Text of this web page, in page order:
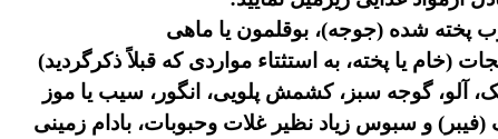
پخته شده (جوجه)، بوقلمون یا ماهی
(خام یا پخته، به استثتاء مواردی که قبلاً ذکرگردید)
آلو، گوجه سبز، کشمش پلویی، انگور، سیب یا موز
و سبوس زیاد نظیر غلات وحبوبات، بادام زمینی